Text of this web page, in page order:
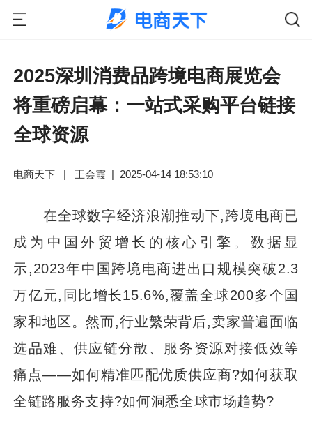
2025深圳消费品跨境电商展览会
将重磅启幕：一站式采购平台链接
全球资源
电商天下 | 王会霞 | 2025-04-14 18:53:10
在全球数字经济浪潮推动下,跨境电商已
成为中国外贸增长的核心引擎。数据显
示,2023年中国跨境电商进出口规模突破2.3
万亿元,同比增长15.6%,覆盖全球200多个国
家和地区。然而,行业繁荣背后,卖家普遍面临
选品难、供应链分散、服务资源对接低效等
痛点——如何精准匹配优质供应商?如何获取
全链路服务支持?如何洞悉全球市场趋势?